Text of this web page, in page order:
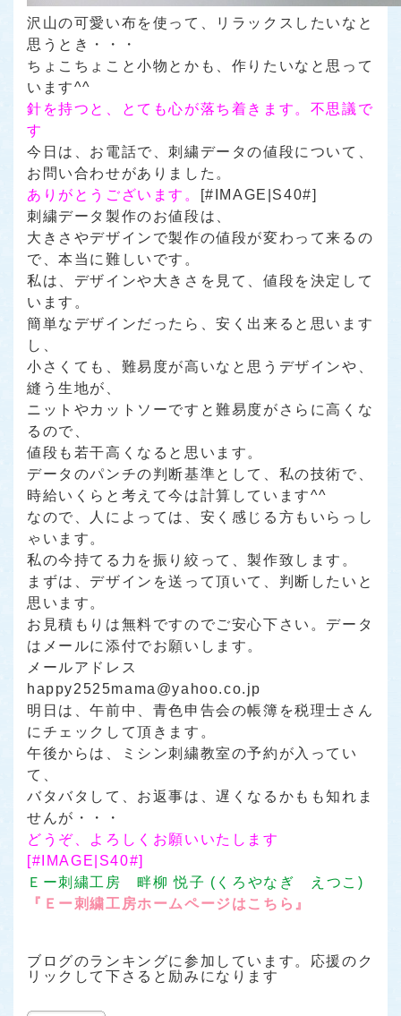
沢山の可愛い布を使って、リラックスしたいなと
思うとき・・・
ちょこちょこと小物とかも、作りたいなと思って
います^^
針を持つと、とても心が落ち着きます。不思議で
す
今日は、お電話で、刺繍データの値段について、
お問い合わせがありました。
ありがとうございます。
[#IMAGE|S40#]
刺繍データ製作のお値段は、
大きさやデザインで製作の値段が変わって来るの
で、本当に難しいです。
私は、デザインや大きさを見て、値段を決定して
います。
簡単なデザインだったら、安く出来ると思います
し、
小さくても、難易度が高いなと思うデザインや、
縫う生地が、
ニットやカットソーですと難易度がさらに高くな
るので、
値段も若干高くなると思います。
データのパンチの判断基準として、私の技術で、
時給いくらと考えて今は計算しています^^
なので、人によっては、安く感じる方もいらっし
ゃいます。
私の今持てる力を振り絞って、製作致します。
まずは、デザインを送って頂いて、判断したいと
思います。
お見積もりは無料ですのでご安心下さい。データ
はメールに添付でお願いします。
メールアドレス
happy2525mama@yahoo.co.jp
明日は、午前中、青色申告会の帳簿を税理士さん
にチェックして頂きます。
午後からは、ミシン刺繍教室の予約が入ってい
て、
バタバタして、お返事は、遅くなるかもも知れま
せんが・・・
どうぞ、よろしくお願いいたします
[#IMAGE|S40#]
Ｅー刺繍工房 畔柳 悦子 (くろやなぎ えつこ)
『Ｅー刺繍工房ホームページはこちら』
ブログのランキングに参加しています。応援のク
リックして下さると励みになります